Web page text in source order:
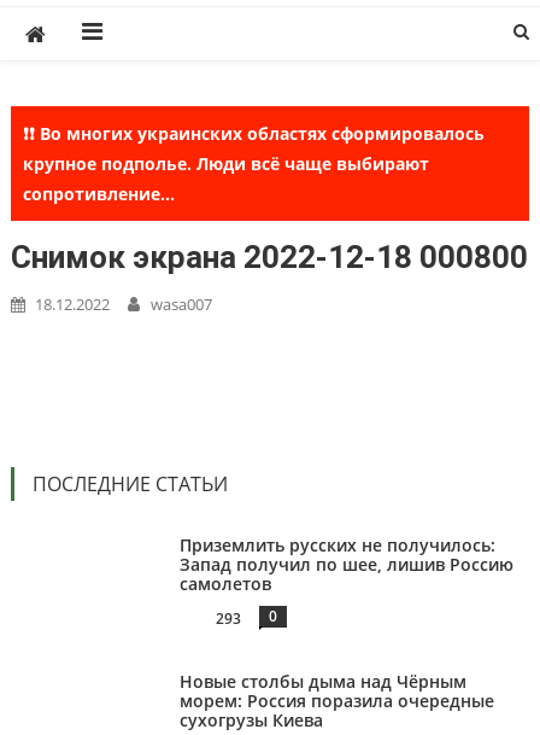
❗❗ Во многих украинских областях сформировалось
крупное подполье. Люди всё чаще выбирают
сопротивление...
Снимок экрана 2022-12-18 000800
18.12.2022 wasa007
ПОСЛЕДНИЕ СТАТЬИ
Приземлить русских не получилось:
Запад получил по шее, лишив Россию
самолетов
293 0
Новые столбы дыма над Чёрным
морем: Россия поразила очередные
сухогрузы Киева